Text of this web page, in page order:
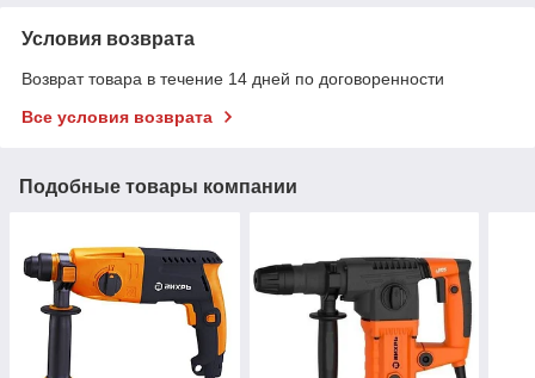
Условия возврата
Возврат товара в течение 14 дней по договоренности
Все условия возврата
Подобные товары компании